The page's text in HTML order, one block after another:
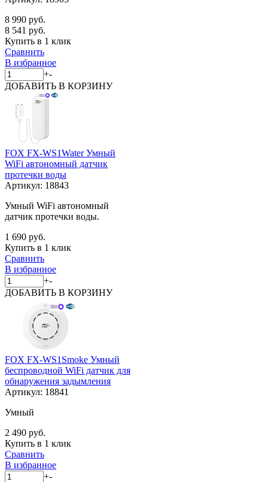
8 990 руб.
8 541 руб.
Купить в 1 клик
Сравнить
В избранное
+-
ДОБАВИТЬ В КОРЗИНУ
FOX FX-WS1Water Умный
WiFi автономный датчик
протечки воды
Артикул: 18843
Умный WiFi автономный
датчик протечки воды.
1 690 руб.
Купить в 1 клик
Сравнить
В избранное
+-
ДОБАВИТЬ В КОРЗИНУ
FOX FX-WS1Smoke Умный
беспроводной WiFi датчик для
обнаружения задымления
Артикул: 18841
Умный
2 490 руб.
Купить в 1 клик
Сравнить
В избранное
+-